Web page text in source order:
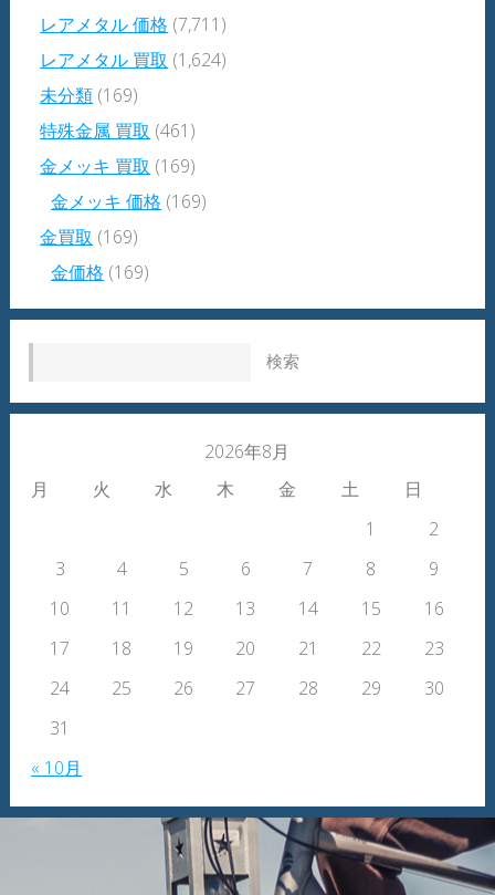
レアメタル 価格 (7,711)
レアメタル 買取 (1,624)
未分類 (169)
特殊金属 買取 (461)
金メッキ 買取 (169)
金メッキ 価格 (169)
金買取 (169)
金価格 (169)
2026年8月
月
火 水 木 金 土 日
« 10月
1
2
3
4 5 6 7 8
9
10
11 12 13 14 15
16
17
18 19 20 21 22
23
24
25 26 27 28 29
30
31